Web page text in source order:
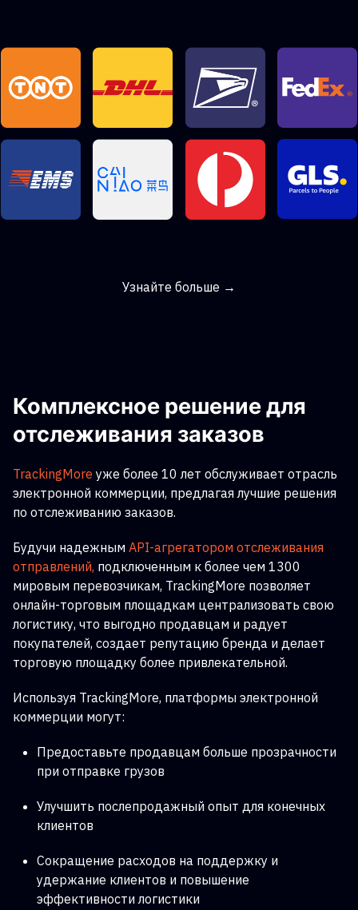
Узнайте больше →
Комплексное решение для
отслеживания заказов
TrackingMore уже более 10 лет обслуживает отрасль
электронной коммерции, предлагая лучшие решения
по отслеживанию заказов.
Будучи надежным API-агрегатором отслеживания
отправлений, подключенным к более чем 1300
мировым перевозчикам, TrackingMore позволяет
онлайн-торговым площадкам централизовать свою
логистику, что выгодно продавцам и радует
покупателей, создает репутацию бренда и делает
торговую площадку более привлекательной.
Используя TrackingMore, платформы электронной
коммерции могут:
Предоставьте продавцам больше прозрачности
при отправке грузов
Улучшить послепродажный опыт для конечных
клиентов
Сокращение расходов на поддержку и
удержание клиентов и повышение
эффективности логистики